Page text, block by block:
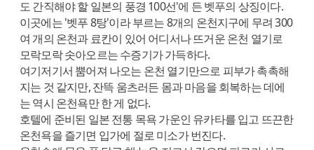
도 간직해야 할 일본의 풍경 100선'에 든 벳푸의 상징이다.
이곳에는 '벳푸 8탕'이라 부르는 8개의 온천지구에 무려 300
여 개의 온천과 료칸이 있어 어디서나 뜨거운 온천 열기로
모락모락 솟아오르는 수증기가 가득하다.
여기저기서 뿜어져 나오는 온천 열기만으로 피부가 촉촉해
지는 것 같지만, 잔뜩 움츠러든 몸과 마음을 회복하는 데에
는 역시 온천욕만 한 게 없다.
호텔에 준비된 일본 전통 목욕 가운인 유카타를 입고 뜨끈한
온천욕을 즐기면 입가에 절로 미소가 번진다.